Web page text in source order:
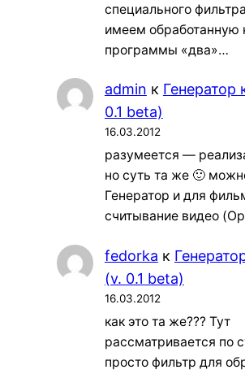
специального
имеем обработанную
программы «два»…
admin к Генератор
0.1 beta)
16.03.2012
разумеется —
но суть та же 🙂
Генератор и для
считывание видео
fedorka к
(v. 0.1 beta)
16.03.2012
как это та же??? Тут
рассматривается по
просто фильтр для